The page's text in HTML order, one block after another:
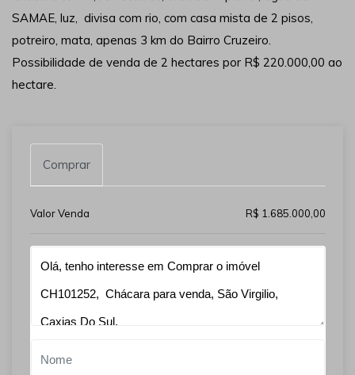
SAMAE, luz, divisa com rio, com casa mista de 2 pisos,
potreiro, mata, apenas 3 km do Bairro Cruzeiro.
Possibilidade de venda de 2 hectares por R$ 220.000,00 ao
hectare.
Comprar
Valor Venda R$ 1.685.000,00